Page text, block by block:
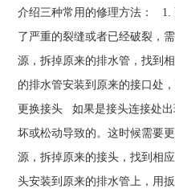
介绍三种常用的修理方法：
了严重的裂缝或者已经破裂，
源，拆掉原来的排水管，找到
的排水管安装到原来的接口处
更换接头 如果是接头连接处
坏或松动导致的。这时候需要
源，拆掉原来的接头，找到相
头安装到原来的排水管上，用